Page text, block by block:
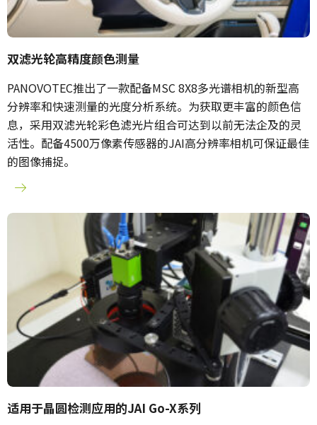
双滤光轮高精度颜色测量
PANOVOTEC推出了一款配备MSC 8X8多光谱相机的新型高
分辨率和快速测量的光度分析系统。为获取更丰富的颜色信
息，采用双滤光轮彩色滤光片组合可达到以前无法企及的灵
活性。配备4500万像素传感器的JAI高分辨率相机可保证最佳
的图像捕捉。
适用于晶圆检测应用的JAI Go-X系列